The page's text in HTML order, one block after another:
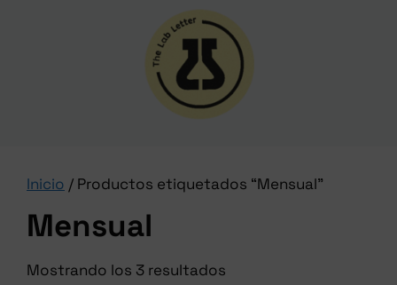
Inicio / Productos etiquetados “Mensual”
Mensual
Mostrando los 3 resultados